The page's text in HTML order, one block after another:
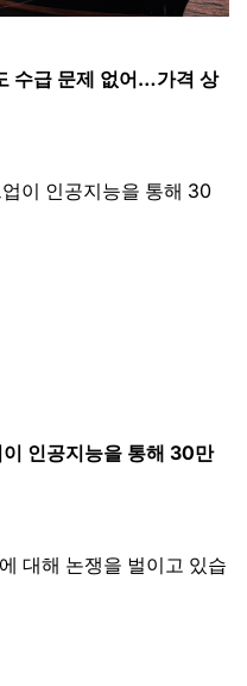
수급 문제 없어…가격 상
인공지능을 통해 30만